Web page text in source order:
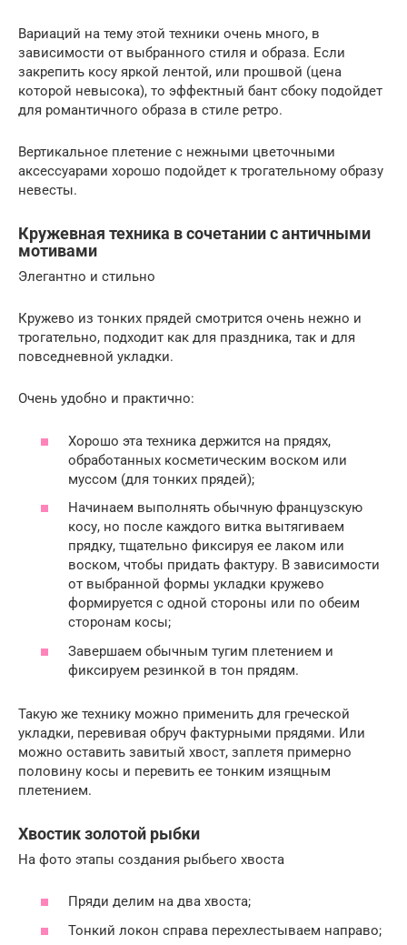
Вариаций на тему этой техники очень много, в
зависимости от выбранного стиля и образа. Если
закрепить косу яркой лентой, или прошвой (цена
которой невысока), то эффектный бант сбоку подойдет
для романтичного образа в стиле ретро.
Вертикальное плетение с нежными цветочными
аксессуарами хорошо подойдет к трогательному образу
невесты.
Кружевная техника в сочетании с античными
мотивами
Элегантно и стильно
Кружево из тонких прядей смотрится очень нежно и
трогательно, подходит как для праздника, так и для
повседневной укладки.
Очень удобно и практично:
Хорошо эта техника держится на прядях,
обработанных косметическим воском или
муссом (для тонких прядей);
Начинаем выполнять обычную французскую
косу, но после каждого витка вытягиваем
прядку, тщательно фиксируя ее лаком или
воском, чтобы придать фактуру. В зависимости
от выбранной формы укладки кружево
формируется с одной стороны или по обеим
сторонам косы;
Завершаем обычным тугим плетением и
фиксируем резинкой в тон прядям.
Такую же технику можно применить для греческой
укладки, перевивая обруч фактурными прядями. Или
можно оставить завитый хвост, заплетя примерно
половину косы и перевить ее тонким изящным
плетением.
Хвостик золотой рыбки
На фото этапы создания рыбьего хвоста
Пряди делим на два хвоста;
Тонкий локон справа перехлестываем направо;